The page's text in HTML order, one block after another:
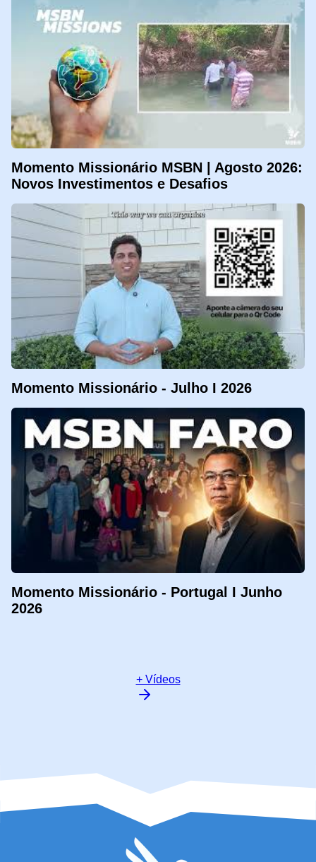
Momento Missionário MSBN | Agosto 2026:
Novos Investimentos e Desafios
Momento Missionário - Julho I 2026
Momento Missionário - Portugal I Junho
2026
+ Vídeos